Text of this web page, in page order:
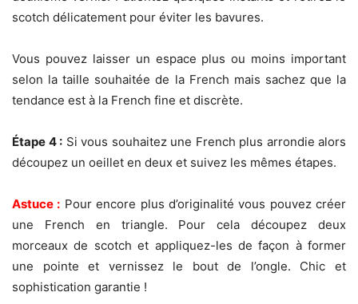
scotch délicatement pour éviter les bavures.
Vous pouvez laisser un espace plus ou moins important
selon la taille souhaitée de la French mais sachez que la
tendance est à la French fine et discrète.
Étape 4 : Si vous souhaitez une French plus arrondie alors
découpez un oeillet en deux et suivez les mêmes étapes.
Astuce : Pour encore plus d’originalité vous pouvez créer
une French en triangle. Pour cela découpez deux
morceaux de scotch et appliquez-les de façon à former
une pointe et vernissez le bout de l’ongle. Chic et
sophistication garantie !